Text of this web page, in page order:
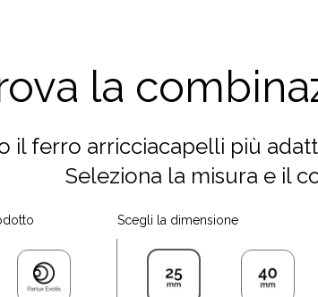
la
il ferro arricciacapelli più
Seleziona la misura e il
Scegli la dimensione